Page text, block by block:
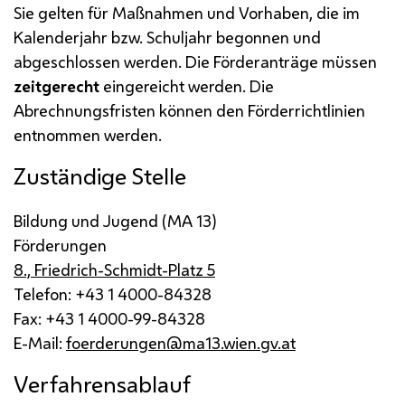
Sie gelten für Maßnahmen und Vorhaben, die im
Kalenderjahr bzw. Schuljahr begonnen und
abgeschlossen werden. Die Förderanträge müssen
zeitgerecht eingereicht werden. Die
Abrechnungsfristen können den Förderrichtlinien
entnommen werden.
Zuständige Stelle
Bildung und Jugend (MA 13)
Förderungen
8., Friedrich-Schmidt-Platz 5
Telefon: +43 1 4000-84328
Fax: +43 1 4000-99-84328
E-Mail: foerderungen@ma13.wien.gv.at
Verfahrensablauf